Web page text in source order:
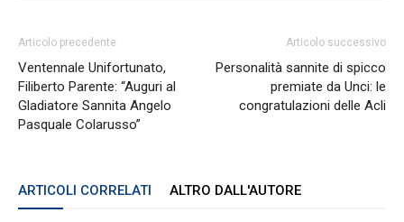
Articolo precedente
Ventennale Unifortunato,
Filiberto Parente: “Auguri al
Gladiatore Sannita Angelo
Pasquale Colarusso”
Articolo successivo
Personalità sannite di spicco
premiate da Unci: le
congratulazioni delle Acli
ARTICOLI CORRELATI ALTRO DALL'AUTORE